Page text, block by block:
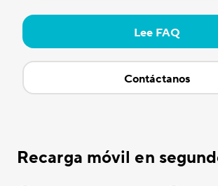
Lee FAQ
Contáctanos
Recarga móvil en